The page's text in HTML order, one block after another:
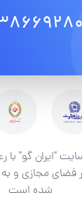
"ایران گو" با
فضای مجازی و به
شده است